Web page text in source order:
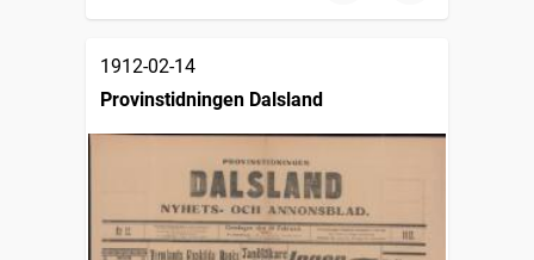
1912-02-14
Provinstidningen Dalsland